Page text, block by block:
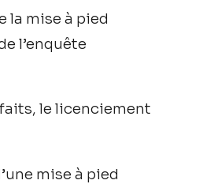
la mise à pied
l’enquête
le licenciement
mise à pied